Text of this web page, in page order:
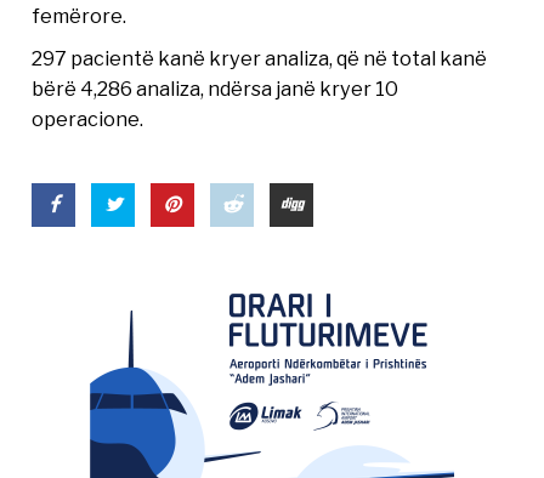
femërore.
297 pacientë kanë kryer analiza, që në total kanë
bërë 4,286 analiza, ndërsa janë kryer 10
operacione.